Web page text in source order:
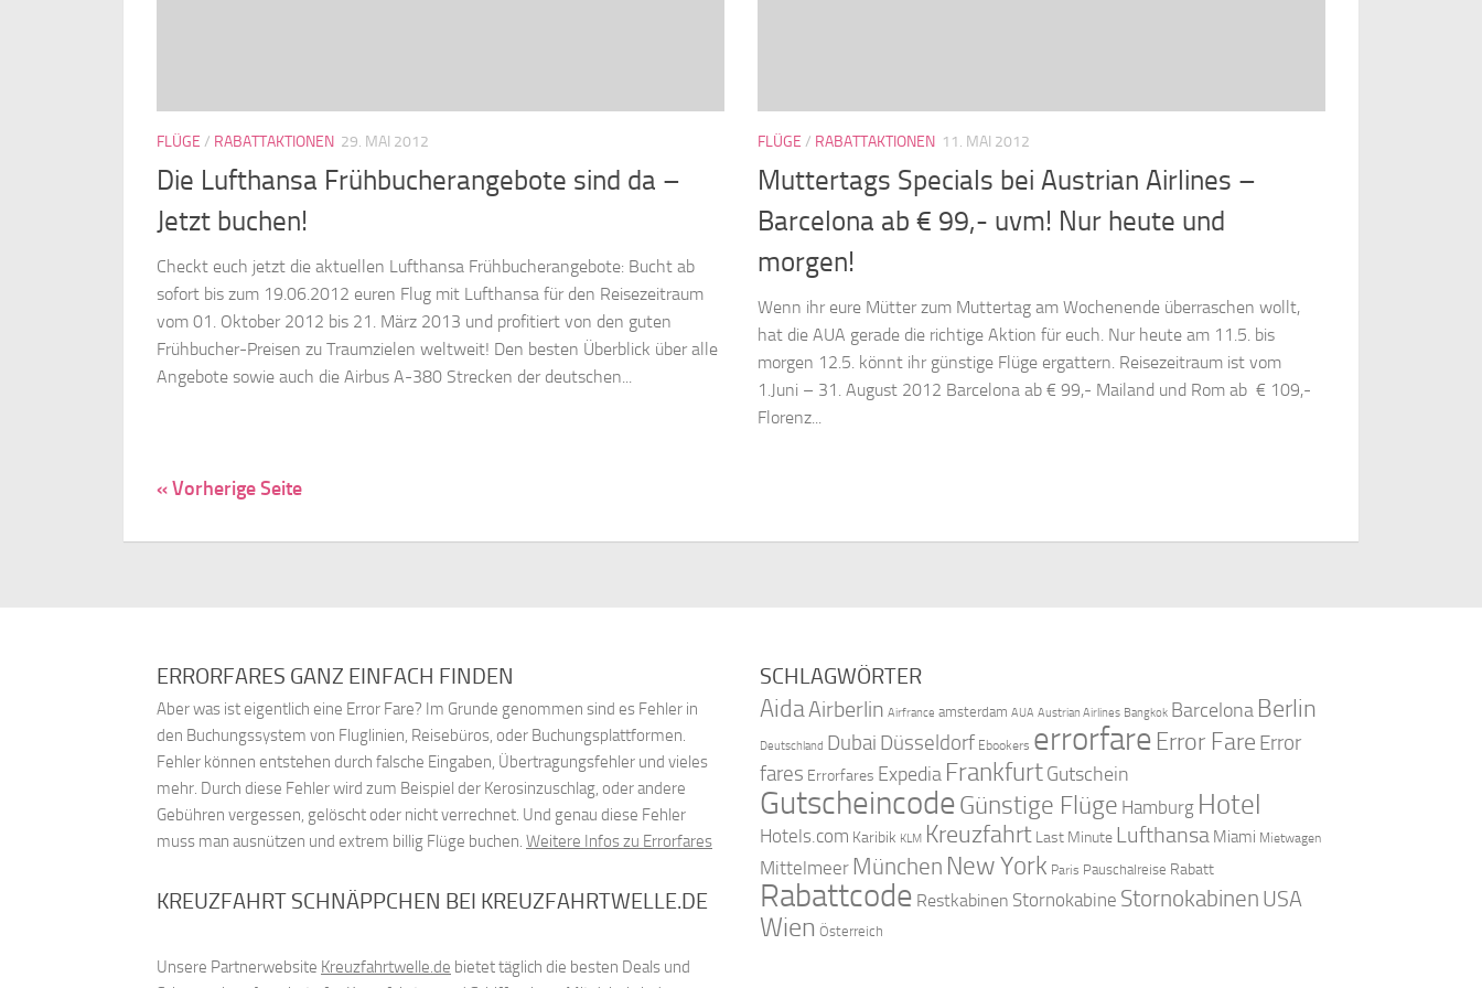
FLÜGE / RABATTAKTIONEN 29. MAI 2012
Die Lufthansa Frühbucherangebote sind da –
Jetzt buchen!
Checkt euch jetzt die aktuellen Lufthansa Frühbucherangebote: Bucht ab
sofort bis zum 19.06.2012 euren Flug mit Lufthansa für den Reisezeitraum
vom 01. Oktober 2012 bis 21. März 2013 und profitiert von den guten
Frühbucher-Preisen zu Traumzielen weltweit! Den besten Überblick über alle
Angebote sowie auch die Airbus A-380 Strecken der deutschen...
FLÜGE / RABATTAKTIONEN 11. MAI 2012
Muttertags Specials bei Austrian Airlines –
Barcelona ab € 99,- uvm! Nur heute und
morgen!
Wenn ihr eure Mütter zum Muttertag am Wochenende überraschen wollt,
hat die AUA gerade die richtige Aktion für euch. Nur heute am 11.5. bis
morgen 12.5. könnt ihr günstige Flüge ergattern. Reisezeitraum ist vom
1.Juni – 31. August 2012 Barcelona ab € 99,- Mailand und Rom ab € 109,-
Florenz...
« Vorherige Seite
ERRORFARES GANZ EINFACH FINDEN
Aber was ist eigentlich eine Error Fare? Im Grunde genommen sind es Fehler in
den Buchungssystem von Fluglinien, Reisebüros, oder Buchungsplattformen.
Fehler können entstehen durch falsche Eingaben, Übertragungsfehler und vieles
mehr. Durch diese Fehler wird zum Beispiel der Kerosinzuschlag, oder andere
Gebühren vergessen, gelöscht oder nicht verrechnet. Und genau diese Fehler
muss man ausnützen und extrem billig Flüge buchen. Weitere Infos zu Errorfares
KREUZFAHRT SCHNÄPPCHEN BEI KREUZFAHRTWELLE.DE
Unsere Partnerwebsite Kreuzfahrtwelle.de bietet täglich die besten Deals und
SCHLAGWÖRTER
AidaAirberlin Airfrance amsterdam AUA Austrian Airlines Bangkok Barcelona Berlin
Deutschland Dubai Düsseldorf Ebookers errorfare Error Fare Error
fares Errorfares Expedia FrankfurtGutschein
GutscheincodeGünstige Flüge Hamburg Hotel
Hotels.com Karibik KLM Kreuzfahrt Last Minute Lufthansa Miami Mietwagen
Mittelmeer München New York Paris Pauschalreise Rabatt
Rabattcode Restkabinen Stornokabine Stornokabinen USA
Wien Österreich